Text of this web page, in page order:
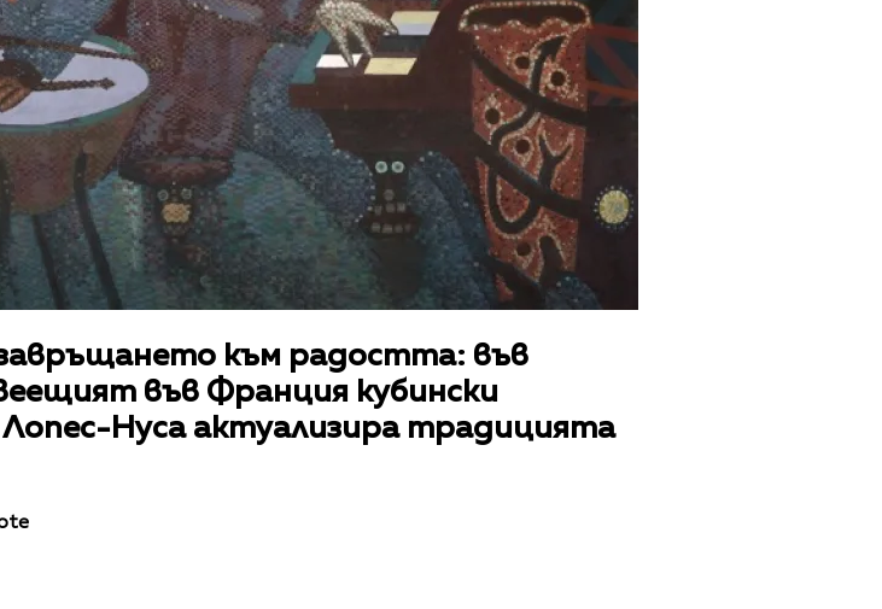
към радостта: във
във Франция кубински
Нуса актуализира традицията